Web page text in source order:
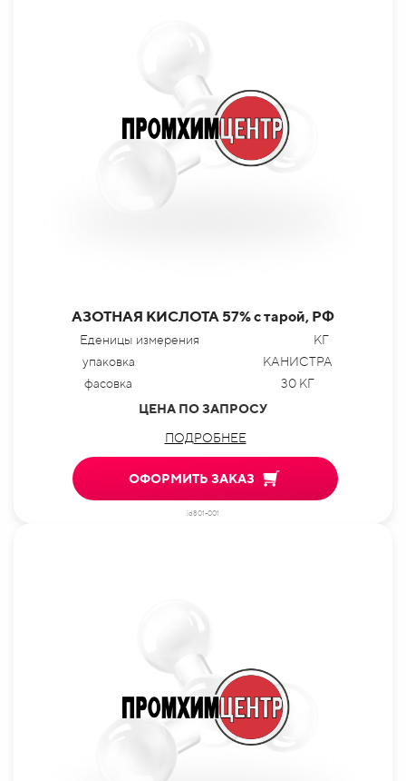
АЗОТНАЯ КИСЛОТА 57% с тарой, РФ
Еденицы измерения
КГ
упаковка
КАНИСТРА
фасовка
30 КГ
ЦЕНА ПО ЗАПРОСУ
ПОДРОБНЕЕ
ОФОРМИТЬ ЗАКАЗ
id801-001